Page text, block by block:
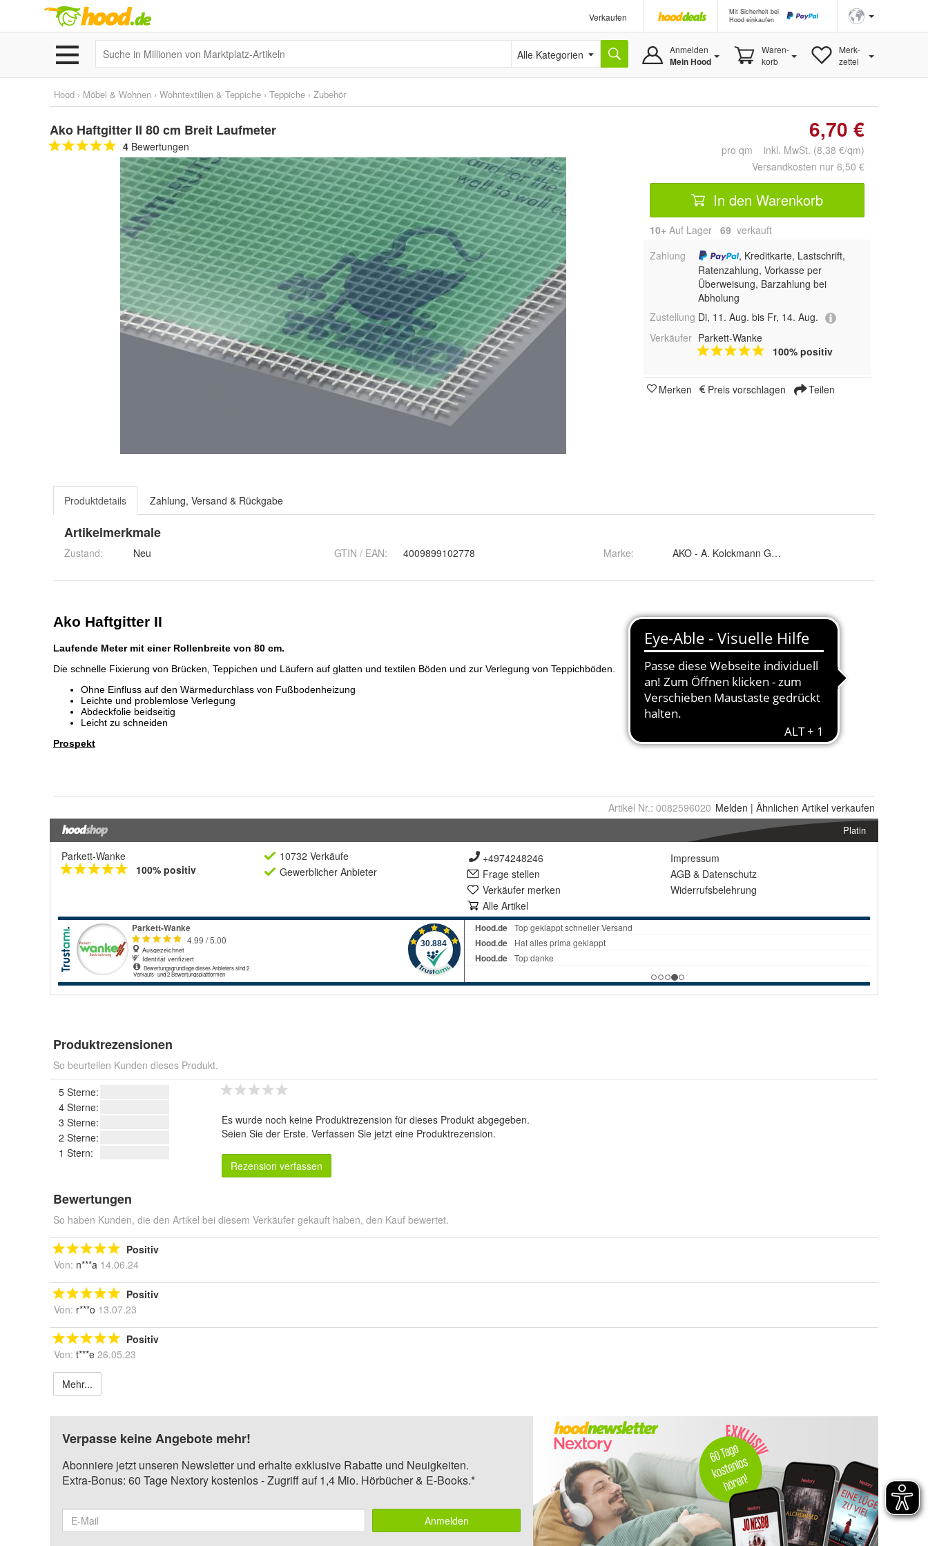
Verkaufen
Mit Sicherheit bei
Hood einkaufen
Alle Kategorien Anmelden
Mein Hood
Waren-
korb
Merk-
zettel
Hood › Möbel & Wohnen › Wohntextilien & Teppiche › Teppiche › Zubehör
Ako Haftgitter II 80 cm Breit Laufmeter
4 Bewertungen
6,70 €
pro qm inkl. MwSt. (8,38 €/qm)
Versandkosten nur 6,50 €
In den Warenkorb
10+ Auf Lager 69 verkauft
Zahlung
, Kreditkarte, Lastschrift,
Ratenzahlung, Vorkasse per
Überweisung, Barzahlung bei
Abholung
Zustellung Di, 11. Aug. bis Fr, 14. Aug.
Verkäufer Parkett-Wanke
100% positiv
Merken Preis vorschlagen Teilen
Produktdetails Zahlung, Versand & Rückgabe
Artikelmerkmale
Zustand: Neu GTIN / EAN: 4009899102778 Marke: AKO - A. Kolckmann GmbH
Artikel Nr.: 0082596020 Melden | Ähnlichen Artikel verkaufen
Platin
Parkett-Wanke
100% positiv
10732 Verkäufe
Gewerblicher Anbieter
+4974248246
Frage stellen
Verkäufer merken
Alle Artikel
Impressum
AGB & Datenschutz
Widerrufsbelehrung
Produktrezensionen
So beurteilen Kunden dieses Produkt.
5 Sterne:
4 Sterne:
3 Sterne:
2 Sterne:
1 Stern:
Es wurde noch keine Produktrezension für dieses Produkt abgegeben.
Seien Sie der Erste. Verfassen Sie jetzt eine Produktrezension.
Rezension verfassen
Bewertungen
So haben Kunden, die den Artikel bei diesem Verkäufer gekauft haben, den Kauf bewertet.
Positiv
Von: n***a 14.06.24
Positiv
Von: r***o 13.07.23
Positiv
Von: t***e 26.05.23
Mehr...
Verpasse keine Angebote mehr!
Abonniere jetzt unseren Newsletter und erhalte exklusive Rabatte und Neuigkeiten.
Extra-Bonus: 60 Tage Nextory kostenlos - Zugriff auf 1,4 Mio. Hörbücher & E-Books.*
Anmelden